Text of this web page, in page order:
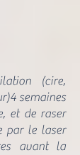
(cire,
semaines
et de raser
par le laser
avant la